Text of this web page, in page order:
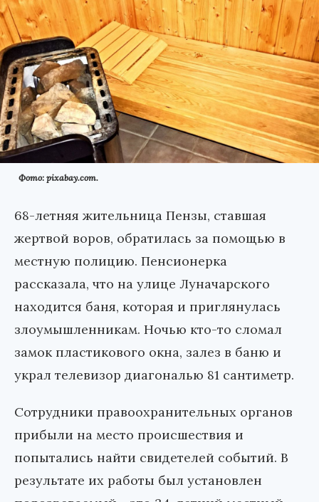
Фото: pixabay.com.
68-летняя жительница Пензы, ставшая
жертвой воров, обратилась за помощью в
местную полицию. Пенсионерка
рассказала, что на улице Луначарского
находится баня, которая и приглянулась
злоумышленникам. Ночью кто-то сломал
замок пластикового окна, залез в баню и
украл телевизор диагональю 81 сантиметр.
Сотрудники правоохранительных органов
прибыли на место происшествия и
попытались найти свидетелей событий. В
результате их работы был установлен